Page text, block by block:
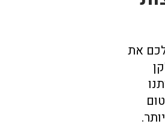
את
לנו בחברה.
לגג עם
גבוהה,
של
עבדו נקי,